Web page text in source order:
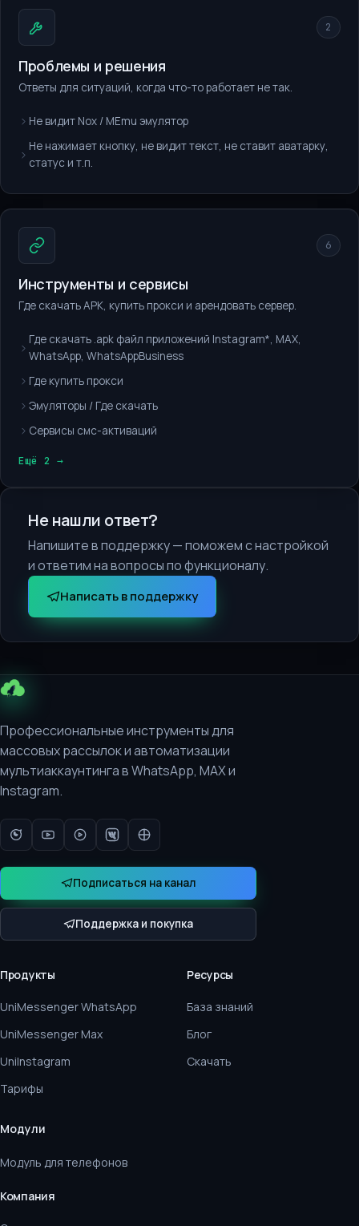
2
Проблемы и решения
Ответы для ситуаций, когда что-то работает не так.
Не видит Nox / MEmu эмулятор
Не нажимает кнопку, не видит текст, не ставит аватарку,
статус и т.п.
6
Инструменты и сервисы
Где скачать APK, купить прокси и арендовать сервер.
Где скачать .apk файл приложений Instagram*, MAX,
WhatsApp, WhatsAppBusiness
Где купить прокси
Эмуляторы / Где скачать
Сервисы смс-активаций
Ещё 2 →
Не нашли ответ?
Напишите в поддержку — поможем с настройкой
и ответим на вопросы по функционалу.
Написать в поддержку
Профессиональные инструменты для
массовых рассылок и автоматизации
мультиаккаунтинга в WhatsApp, MAX и
Instagram.
Подписаться на канал
Поддержка и покупка
Продукты
UniMessenger WhatsApp
UniMessenger Max
UniInstagram
Тарифы
Модули
Модуль для телефонов
Ресурсы
База знаний
Блог
Скачать
Компания